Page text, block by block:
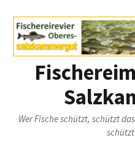
zum
Inhalt
Wer Fische schützt, schützt